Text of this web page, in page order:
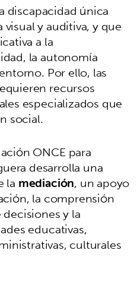
discapacidad única
y auditiva, y que
a la
la autonomía
Por ello, las
recursos
especializados que
social.
ONCE para
desarrolla una
la mediación, un apoyo
la comprensión
y la
educativas,
culturales